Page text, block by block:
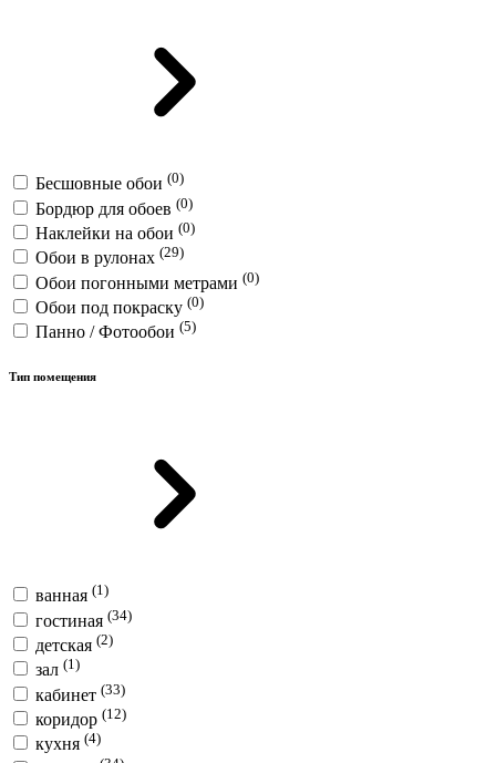
Бесшовные обои (0)
Бордюр для обоев (0)
Наклейки на обои (0)
Обои в рулонах (29)
Обои погонными метрами (0)
Обои под покраску (0)
Панно / Фотообои (5)
Тип помещения
ванная (1)
гостиная (34)
детская (2)
зал (1)
кабинет (33)
коридор (12)
кухня (4)